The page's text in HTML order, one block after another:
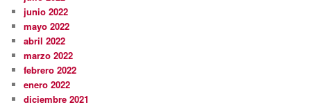
junio 2022
mayo 2022
abril 2022
marzo 2022
febrero 2022
enero 2022
diciembre 2021